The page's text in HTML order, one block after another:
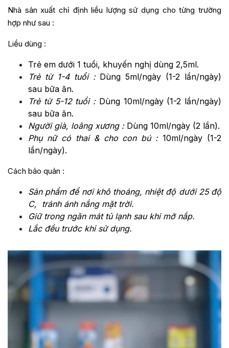
Nhà sản xuất chỉ định liều lượng sử dụng cho từng trường
hợp như sau :
Liều dùng :
Trẻ em dưới 1 tuổi, khuyến nghị dùng 2,5ml.
Trẻ từ 1-4 tuổi :Dùng 5ml/ngày (1-2 lần/ngày)
sau bữa ăn.
Trẻ từ 5-12 tuổi :Dùng 10ml/ngày (1-2 lần/ngày)
sau bữa ăn.
Người già, loãng xương :Dùng 10ml/ngày (2 lần).
Phụ nữ có thai & cho con bú :10ml/ngày (1-2
lần/ngày).
Cách bảo quản :
Sản phẩm để nơi khô thoáng, nhiệt độ dưới 25 độ
C, tránh ánh nắng mặt trời.
Giữ trong ngăn mát tủ lạnh sau khi mở nắp.
Lắc đều trước khi sử dụng.